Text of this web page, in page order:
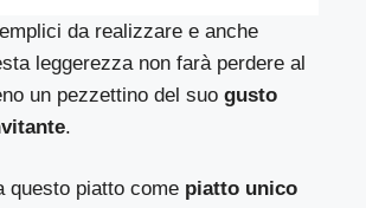
da realizzare e anche
leggerezza non farà perdere al
un pezzettino del suo gusto
.
questo piatto come piatto unico